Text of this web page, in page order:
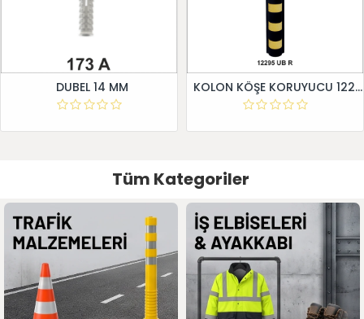
DUBEL 14 MM KOLON KÖŞE KORUYUCU 12295 UB R
Tüm Kategoriler